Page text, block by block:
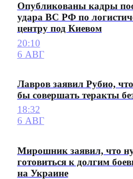
Опубликованы кадры
удара ВС РФ по
центру под Киевом
20:10
6 АВГ
Лавров заявил Рубио,
бы совершать теракты
18:32
6 АВГ
Мирошник заявил, что
готовиться к долгим
на Украине